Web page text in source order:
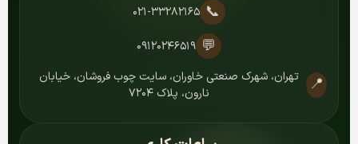
📞 ۰۲۱-۳۳۲۸۲۱۶۵
💬 ۰۹۱۲۰۲۴۶۵۱۹
📍
تهران، شهرک صنعتی خاوران، سایت چوب فروشان، خیابان
نارون، پلاک ۷۲۰۴